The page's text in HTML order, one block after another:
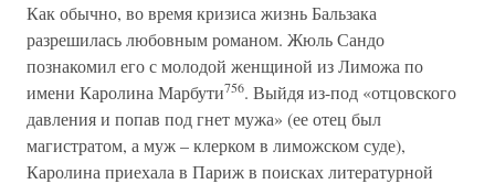
Как обычно, во время кризиса жизнь Бальзака
разрешилась любовным романом. Жюль Сандо
познакомил его с молодой женщиной из Лиможа по
имени Каролина Марбути756. Выйдя из-под «отцовского
давления и попав под гнет мужа» (ее отец был
магистратом, а муж – клерком в лиможском суде),
Каролина приехала в Париж в поисках литературной